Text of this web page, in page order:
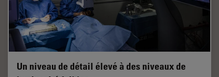
Un niveau de détail élevé à des niveaux de